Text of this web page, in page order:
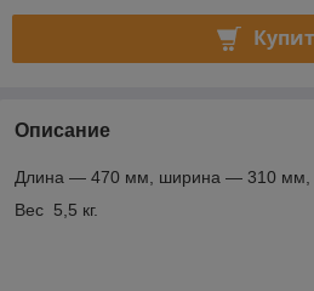
Описание
Длина — 470 мм, ширина — 310 мм,
Вес 5,5 кг.